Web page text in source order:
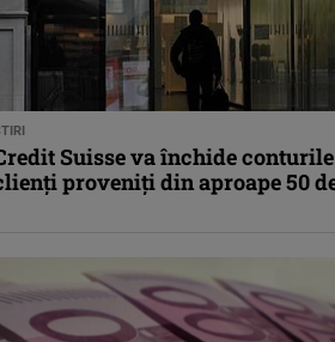
Suisse va închide
proveniţi din aproape 50